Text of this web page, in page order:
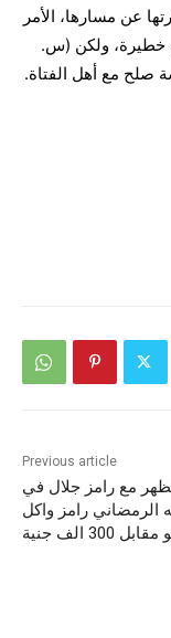
عن مسارها، الأمر
خطيرة، ولكن (س.
صلح مع أهل الفتاة.
Previous article
مع رامز جلال في
الرمضاني رامز واكل
300 الف جنية